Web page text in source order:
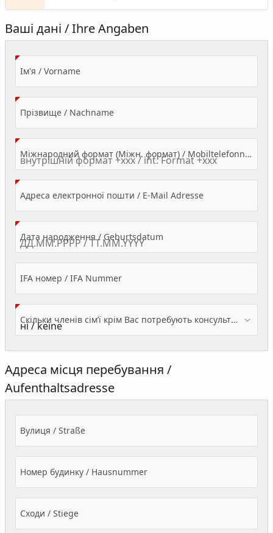
Ваші дані / Ihre Angaben
Ім'я / Vorname(Value Required)
Прізвище / Nachname(Value Required)
Міжнародний формат (Міжн. формат) / Mobiltelefonnummer
Адреса електронної пошти / E-Mail Adresse(Value Required)
Дата народження / Geburtsdatum
IFA номер / IFA Nummer
Скільки членів сім’ї крім Вас потребують консультації? / Wieviele Familienmitglieder brauchen Beratung - zusätzlich zu Ihnen?
Адреса місця перебування /
Aufenthaltsadresse
Вулиця / Straße
Номер будинку / Hausnummer
Сходи / Stiege